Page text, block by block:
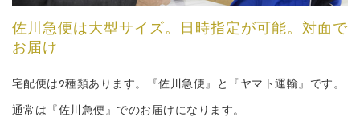
佐川急便は大型サイズ。日時指定が可能。対面で
お届け
宅配便は2種類あります。『佐川急便』と『ヤマト運輸』です。
通常は『佐川急便』でのお届けになります。